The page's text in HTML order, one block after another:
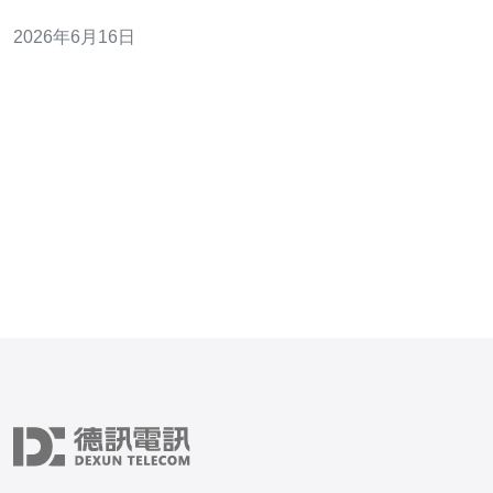
带来更稳定的路由、较低的抖动和更少的丢包，因此在追
2026年6月16日